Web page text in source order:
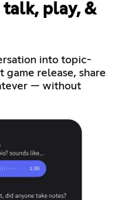
talk, play, &
into topic-
game release, share
— without